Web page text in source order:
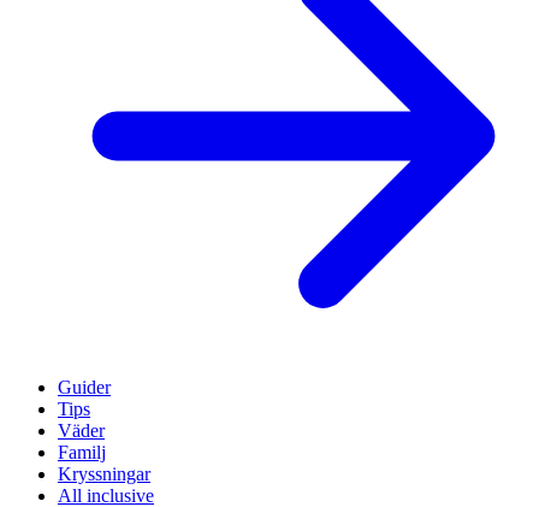
Guider
Tips
Väder
Familj
Kryssningar
All inclusive